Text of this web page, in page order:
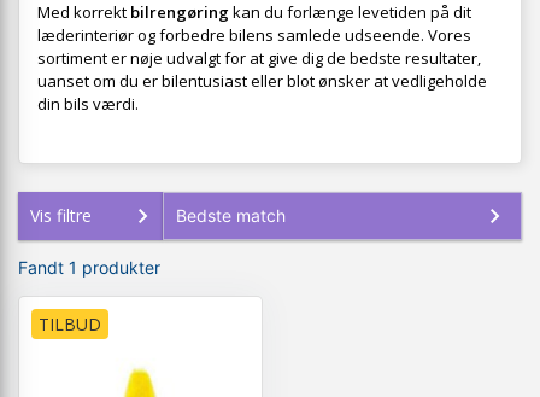
Med korrekt bilrengøringkan du forlænge levetiden på dit
læderinteriør og forbedre bilens samlede udseende. Vores
sortiment er nøje udvalgt for at give dig de bedste resultater,
uanset om du er bilentusiast eller blot ønsker at vedligeholde
din bils værdi.
Vis filtre
Fandt 1 produkter
TILBUD